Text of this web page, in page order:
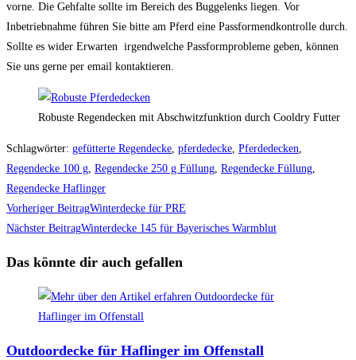
vorne. Die Gehfalte sollte im Bereich des Buggelenks liegen. Vor
Inbetriebnahme führen Sie bitte am Pferd eine Passformendkontrolle durch.
Sollte es wider Erwarten irgendwelche Passformprobleme geben, können
Sie uns gerne per email kontaktieren.
Robuste Regendecken mit Abschwitzfunktion durch Cooldry Futter
Schlagwörter: gefütterte Regendecke, pferdedecke, Pferdedecken,
Regendecke 100 g, Regendecke 250 g Füllung, Regendecke Füllung,
Regendecke Haflinger
Weitere
Artikel
ansehen
Vorheriger BeitragWinterdecke für PRE
Nächster BeitragWinterdecke 145 für Bayerisches Warmblut
Das könnte dir auch gefallen
Outdoordecke für Haflinger im Offenstall